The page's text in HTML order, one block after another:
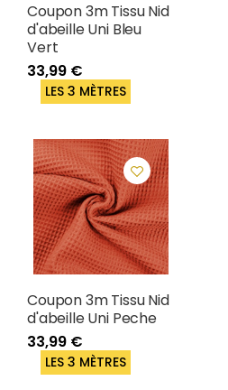
Coupon 3m Tissu Nid
d'abeille Uni Bleu
Vert
33,99 €
LES 3 MÈTRES
Coupon 3m Tissu Nid
d'abeille Uni Peche
33,99 €
LES 3 MÈTRES